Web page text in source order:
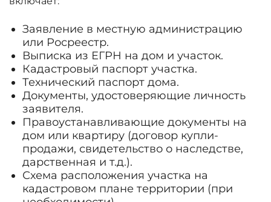
Заявление в местную администрацию
или Росреестр.
Выписка из ЕГРН на дом и участок.
Кадастровый паспорт участка.
Технический паспорт дома.
Документы, удостоверяющие личность
заявителя.
Правоустанавливающие документы на
дом или квартиру (договор купли-
продажи, свидетельство о наследстве,
дарственная и т.д.).
Схема расположения участка на
кадастровом плане территории (при